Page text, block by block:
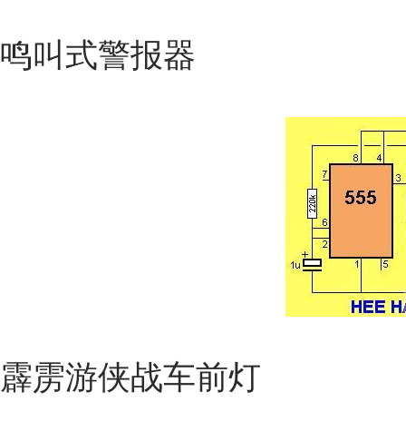
鸣叫式警报器
霹雳游侠战车前灯